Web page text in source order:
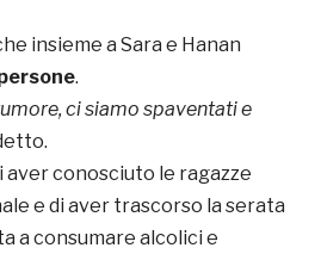
insieme a Sara e Hanan
.
ci siamo spaventati e
conosciuto le ragazze
e di aver trascorso la serata
a consumare alcolici e